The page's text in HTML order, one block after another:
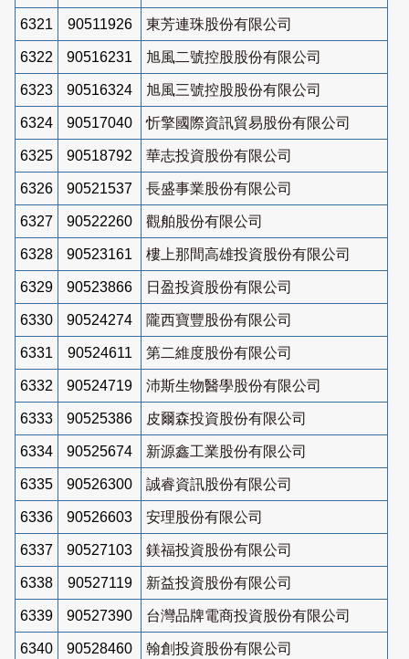
6321 90511926 東芳連珠股份有限公司
6322 90516231 旭風二號控股股份有限公司
6323 90516324 旭風三號控股股份有限公司
6324 90517040 忻擎國際資訊貿易股份有限公司
6325 90518792 華志投資股份有限公司
6326 90521537 長盛事業股份有限公司
6327 90522260 觀舶股份有限公司
6328 90523161 樓上那間高雄投資股份有限公司
6329 90523866 日盈投資股份有限公司
6330 90524274 隴西寶豐股份有限公司
6331 90524611 第二維度股份有限公司
6332 90524719 沛斯生物醫學股份有限公司
6333 90525386 皮爾森投資股份有限公司
6334 90525674 新源鑫工業股份有限公司
6335 90526300 誠睿資訊股份有限公司
6336 90526603 安理股份有限公司
6337 90527103 鎂福投資股份有限公司
6338 90527119 新益投資股份有限公司
6339 90527390 台灣品牌電商投資股份有限公司
6340 90528460 翰創投資股份有限公司